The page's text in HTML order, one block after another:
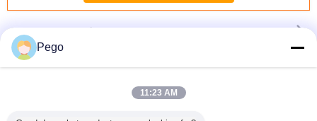
มากกว่า อุปกรณ์ทดสอบสภาพแวดล้อม
Pego
11:23 AM